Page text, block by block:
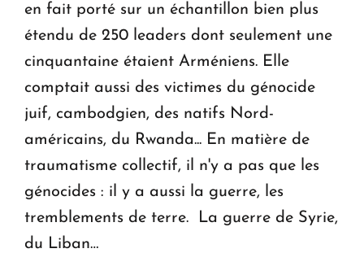
en fait porté sur un échantillon bien plus
étendu de 250 leaders dont seulement une
cinquantaine étaient Arméniens. Elle
comptait aussi des victimes du génocide
juif, cambodgien, des natifs Nord-
américains, du Rwanda... En matière de
traumatisme collectif, il n'y a pas que les
génocides : il y a aussi la guerre, les
tremblements de terre. La guerre de Syrie,
du Liban…